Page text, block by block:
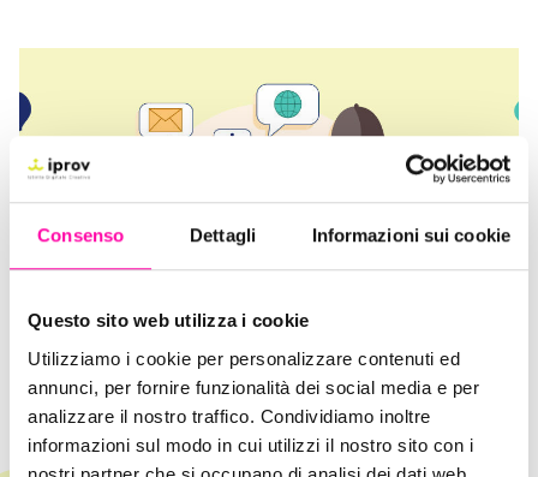
Consenso Dettagli Informazioni sui cookie
Questo sito web utilizza i cookie
Utilizziamo i cookie per personalizzare contenuti ed
annunci, per fornire funzionalità dei social media e per
analizzare il nostro traffico. Condividiamo inoltre
informazioni sul modo in cui utilizzi il nostro sito con i
Search Intent: cosa vogliono davvero i
tuoi lettori?